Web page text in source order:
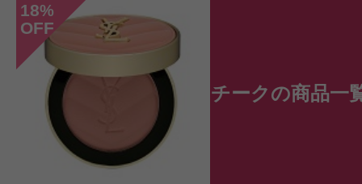
らクチコミ投稿すると1 商品に
ントプレゼント！
18%
OFF
チークの商品一